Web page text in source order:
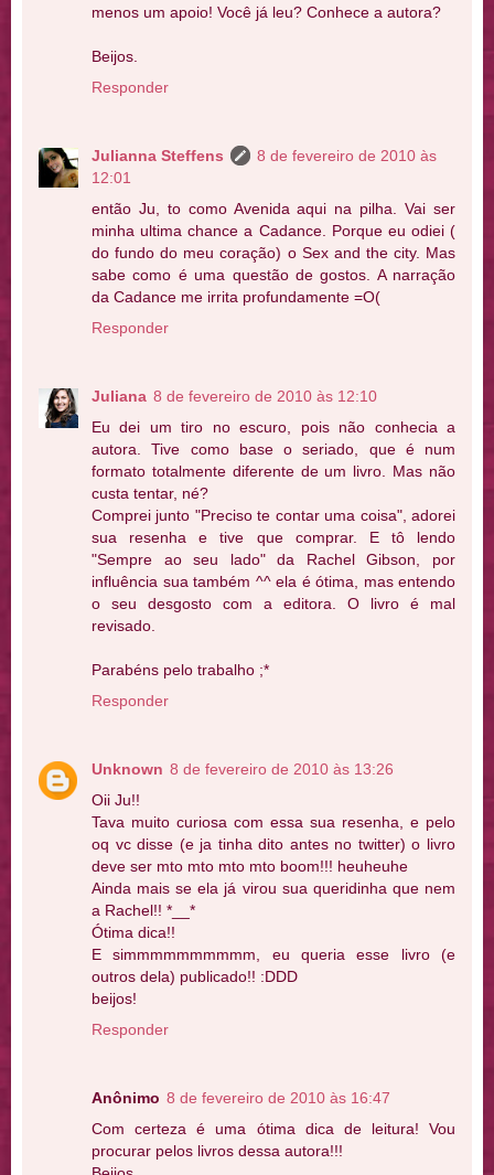
menos um apoio! Você já leu? Conhece a autora?
Beijos.
Responder
Julianna Steffens
8 de fevereiro de 2010 às
12:01
então Ju, to como Avenida aqui na pilha. Vai ser
minha ultima chance a Cadance. Porque eu odiei (
do fundo do meu coração) o Sex and the city. Mas
sabe como é uma questão de gostos. A narração
da Cadance me irrita profundamente =O(
Responder
Juliana 8 de fevereiro de 2010 às 12:10
Eu dei um tiro no escuro, pois não conhecia a
autora. Tive como base o seriado, que é num
formato totalmente diferente de um livro. Mas não
custa tentar, né?
Comprei junto "Preciso te contar uma coisa", adorei
sua resenha e tive que comprar. E tô lendo
"Sempre ao seu lado" da Rachel Gibson, por
influência sua também ^^ ela é ótima, mas entendo
o seu desgosto com a editora. O livro é mal
revisado.
Parabéns pelo trabalho ;*
Responder
Unknown 8 de fevereiro de 2010 às 13:26
Oii Ju!!
Tava muito curiosa com essa sua resenha, e pelo
oq vc disse (e ja tinha dito antes no twitter) o livro
deve ser mto mto mto mto boom!!! heuheuhe
Ainda mais se ela já virou sua queridinha que nem
a Rachel!! *__*
Ótima dica!!
E simmmmmmmmmm, eu queria esse livro (e
outros dela) publicado!! :DDD
beijos!
Responder
Anônimo 8 de fevereiro de 2010 às 16:47
Com certeza é uma ótima dica de leitura! Vou
procurar pelos livros dessa autora!!!